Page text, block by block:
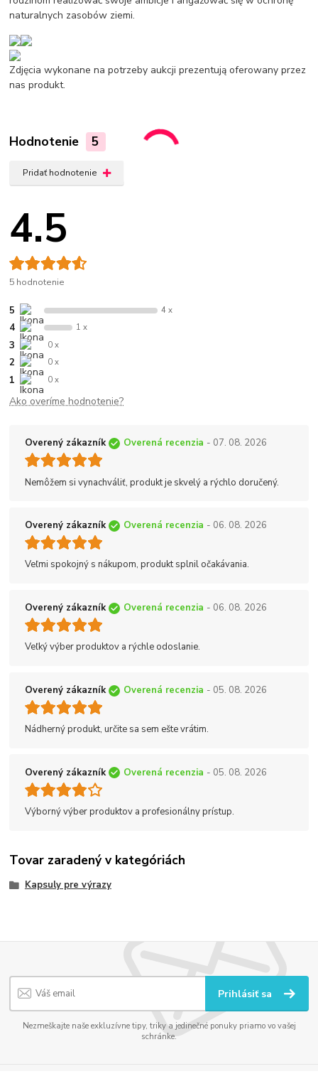
naturalnych zasobów ziemi.
Zdjęcia wykonane na potrzeby aukcji prezentują oferowany przez
nas produkt.
Hodnotenie 5
Pridať hodnotenie
4.5
5 hodnotenie
5 4 x
4 1 x
3 0 x
2 0 x
1 0 x
Ako overíme hodnotenie?
Overený zákazník Overená recenzia - 07. 08. 2026
Nemôžem si vynachváliť, produkt je skvelý a rýchlo doručený.
Overený zákazník Overená recenzia - 06. 08. 2026
Veľmi spokojný s nákupom, produkt splnil očakávania.
Overený zákazník Overená recenzia - 06. 08. 2026
Veľký výber produktov a rýchle odoslanie.
Overený zákazník Overená recenzia - 05. 08. 2026
Nádherný produkt, určite sa sem ešte vrátim.
Overený zákazník Overená recenzia - 05. 08. 2026
Výborný výber produktov a profesionálny prístup.
Tovar zaradený v kategóriách
Kapsuly pre výrazy
Prihlásiť sa
Nezmeškajte naše exkluzívne tipy, triky a jedinečné ponuky priamo vo vašej
schránke.